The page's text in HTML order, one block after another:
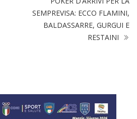
SEMPREVISA: ECCO FLAMINI,
BALDASSARRE, GURGUI E
RESTAINI